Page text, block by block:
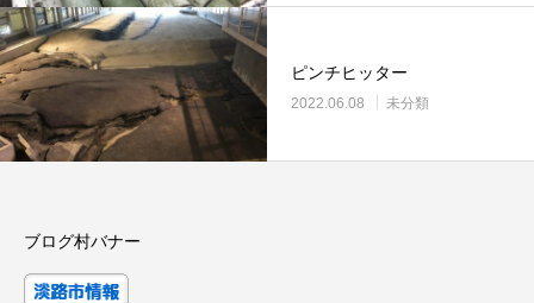
ピンチヒッター
2022.06.08 未分類
ブログ村バナー